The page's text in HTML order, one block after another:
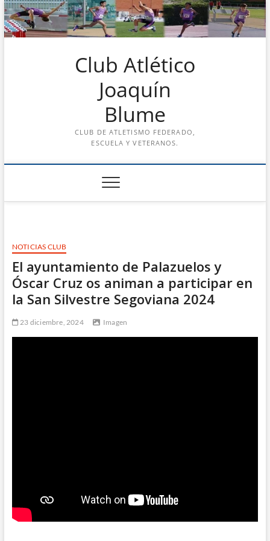
Saltar
al
contenido
Club Atlético
Joaquín
Blume
CLUB DE ATLETISMO FEDERADO,
ESCUELA Y VETERANOS.
NOTICIAS CLUB
El ayuntamiento de Palazuelos y
Óscar Cruz os animan a participar en
la San Silvestre Segoviana 2024
23 diciembre, 2024 Imagen